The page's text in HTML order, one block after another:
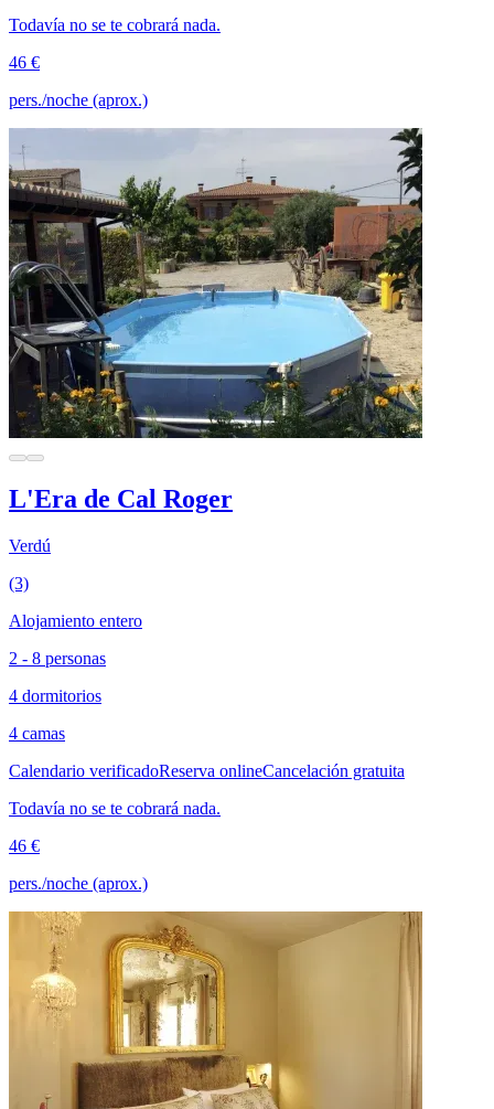
Todavía no se te cobrará nada.
46 €
pers./noche (aprox.)
L'Era de Cal Roger
Verdú
(3)
Alojamiento entero
2 - 8 personas
4 dormitorios
4 camas
Calendario verificadoReserva onlineCancelación gratuita
Todavía no se te cobrará nada.
46 €
pers./noche (aprox.)